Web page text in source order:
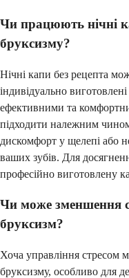
Чи працюють нічні
бруксизму?
Нічні капи без рецепта
індивідуально
ефективними та
підходити належним
дискомфорт у щелепі або
ваших зубів. Для
професійно виготовлену
Чи може зменшення
бруксизм?
Хоча управління стресом
бруксизму, особливо для